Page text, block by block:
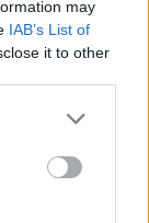
may
IAB’s List of
it to other
00:00:57